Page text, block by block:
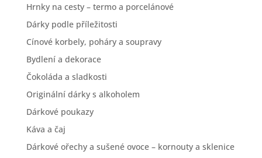
Hrnky na cesty – termo a porcelánové
Dárky podle příležitosti
Cínové korbely, poháry a soupravy
Bydlení a dekorace
Čokoláda a sladkosti
Originální dárky s alkoholem
Dárkové poukazy
Káva a čaj
Dárkové ořechy a sušené ovoce – kornouty a sklenice